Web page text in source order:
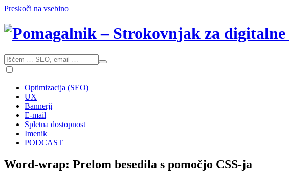
Preskoči na vsebino
Optimizacija (SEO)
UX
Bannerji
E-mail
Spletna dostopnost
Imenik
PODCAST
Word-wrap: Prelom besedila s pomočjo CSS-ja